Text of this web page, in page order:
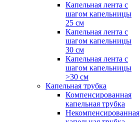
Капельная лента с
шагом капельницы
25 см
Капельная лента с
шагом капельницы
30 см
Капельная лента с
шагом капельницы
>30 см
Капельная трубка
Компенсированная
капельная трубка
Некомпенсированная